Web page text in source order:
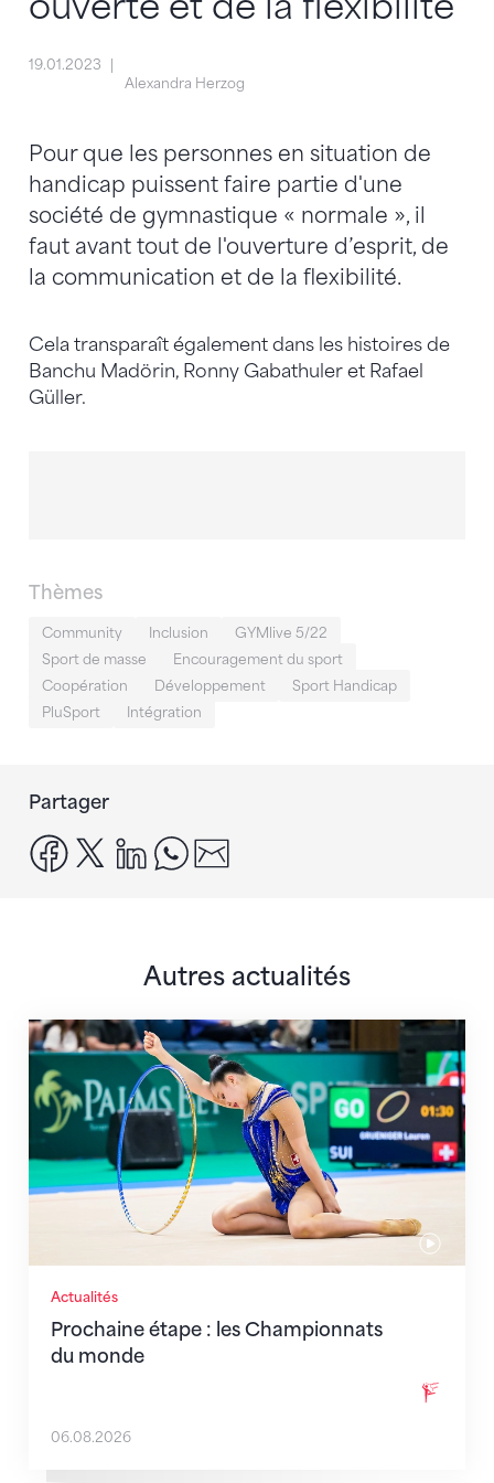
19.01.2023
Alexandra Herzog
Pour que les personnes en situation de
handicap puissent faire partie d'une
société de gymnastique « normale », il
faut avant tout de l'ouverture d’esprit, de
la communication et de la flexibilité.
Cela transparaît également dans les histoires de
Banchu Madörin, Ronny Gabathuler et Rafael
Güller.
Thèmes
Community Inclusion
GYMlive 5/22
Sport de masse
Encouragement du sport
Coopération
Développement
Sport Handicap
PluSport
Intégration
Partager
facebook
x linkedinwhatsapp
Autres actualités
Actualités
Prochaine étape : les Championnats
du monde
Prochaine étape : les Championnats du monde
06.08.2026